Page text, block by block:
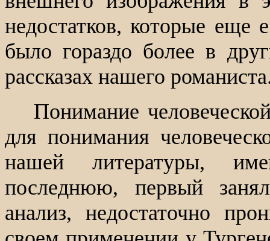
недостатков, которые
было гораздо более в
рассказах нашего
Понимание
для понимания
нашей литературы,
последнюю, первый
анализ, недостаточно